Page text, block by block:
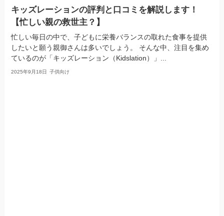
キッズレーションの評判と口コミを解説します！
【忙しい親の救世主？】
忙しい毎日の中で、子どもに栄養バランスの取れた食事を提供
したいと願う親御さんは多いでしょう。 そんな中、注目を集め
ているのが「キッズレーション（Kidslation）」...
2025年9月18日 子供向け